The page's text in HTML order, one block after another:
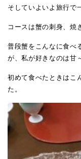
そしていよいよ旅行で
コースは蟹の刺身、焼
普段蟹をこんなに食べ
が、私が好きなのは甘
初めて食べたときはこ
た。